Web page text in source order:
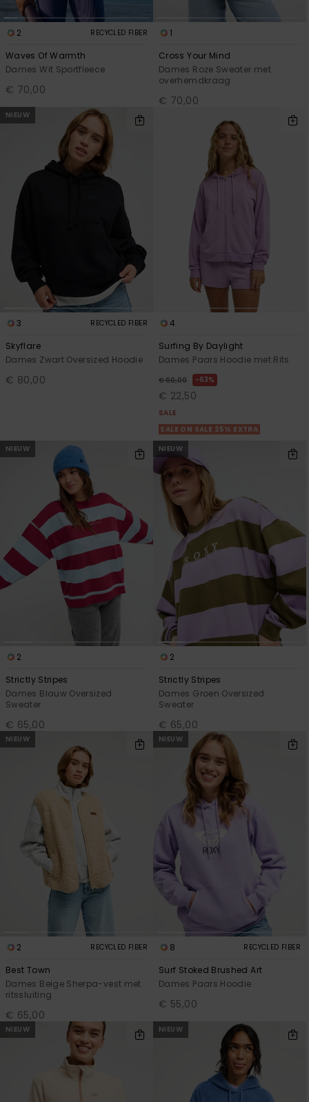
2 RECYCLED FIBER
Waves Of Warmth
Dames Wit Sportfleece
€ 70,00
1
Cross Your Mind
Dames Roze Sweater met
overhemdkraag
€ 70,00
NIEUW
3 RECYCLED FIBER
Skyflare
Dames Zwart Oversized Hoodie
€ 80,00
4
Surfing By Daylight
Dames Paars Hoodie met Rits
€ 60,00 63%
€ 22,50
SALE
SALE ON SALE 25% EXTRA
NIEUW
2
Strictly Stripes
Dames Blauw Oversized
Sweater
€ 65,00
NIEUW
2
Strictly Stripes
Dames Groen Oversized
Sweater
€ 65,00
NIEUW
2 RECYCLED FIBER
Best Town
Dames Beige Sherpa-vest met
ritssluiting
€ 65,00
NIEUW
8 RECYCLED FIBER
Surf Stoked Brushed Art
Dames Paars Hoodie
€ 55,00
NIEUW NIEUW